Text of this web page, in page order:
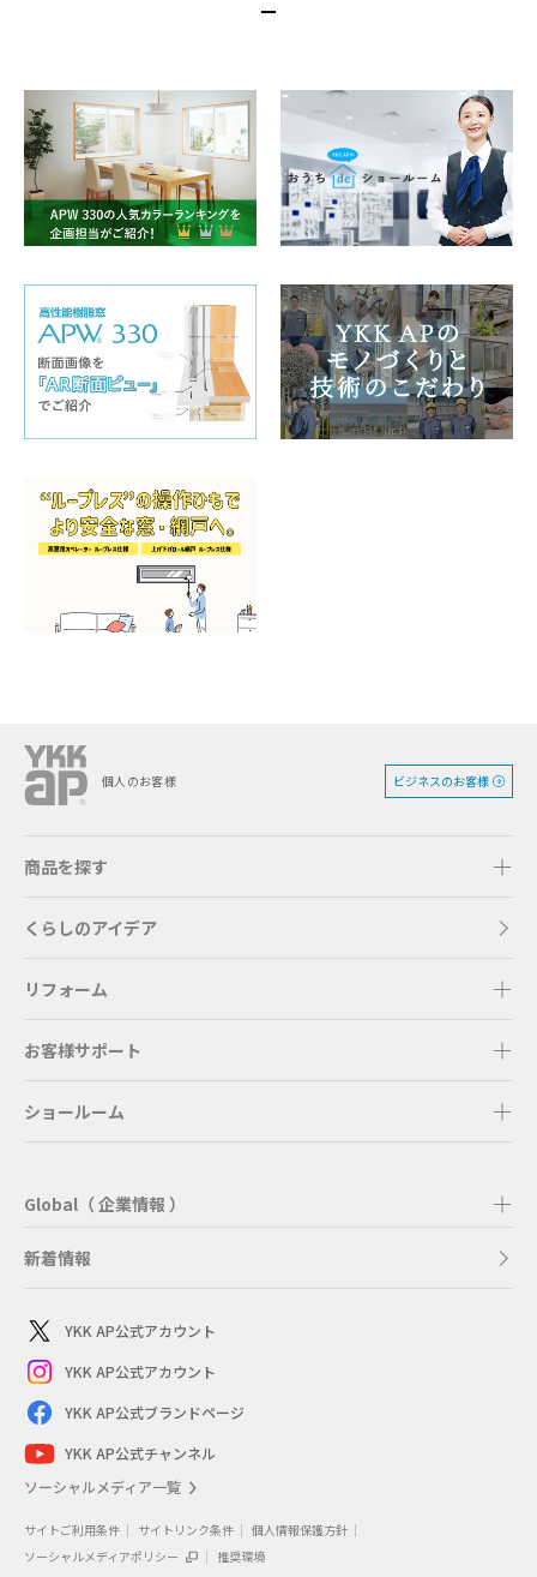
個人のお客様 ビジネスのお客様
商品を探す
くらしのアイデア
リフォーム
お客様サポート
ショールーム
Global（ 企業情報 ）
新着情報
YKK AP公式アカウント
YKK AP公式アカウント
YKK AP公式ブランドページ
YKK AP公式チャンネル
ソーシャルメディア一覧
サイトご利用条件 サイトリンク条件
個人情報保護方針
ソーシャルメディアポリシー
推奨環境